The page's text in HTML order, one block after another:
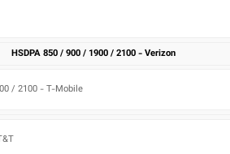
HSDPA 850 / 900 / 1900 / 2100 - Verizon
/ 2100 - T-Mobile